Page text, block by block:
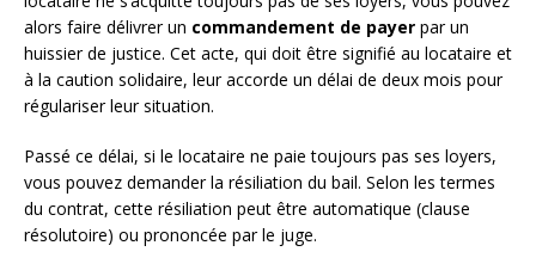
alors faire délivrer un commandement de payer par un
huissier de justice. Cet acte, qui doit être signifié au locataire et
à la caution solidaire, leur accorde un délai de deux mois pour
régulariser leur situation.
Passé ce délai, si le locataire ne paie toujours pas ses loyers,
vous pouvez demander la résiliation du bail. Selon les termes
du contrat, cette résiliation peut être automatique (clause
résolutoire) ou prononcée par le juge.